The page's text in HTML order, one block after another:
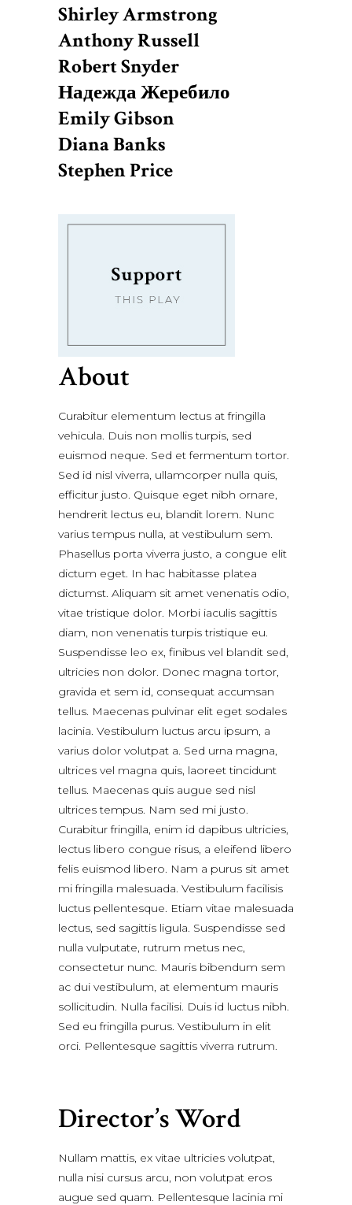
Shirley Armstrong
Anthony Russell
Robert Snyder
Надежда Жеребило
Emily Gibson
Diana Banks
Stephen Price
About
Curabitur elementum lectus at fringilla
vehicula. Duis non mollis turpis, sed
euismod neque. Sed et fermentum tortor.
Sed id nisl viverra, ullamcorper nulla quis,
efficitur justo. Quisque eget nibh ornare,
hendrerit lectus eu, blandit lorem. Nunc
varius tempus nulla, at vestibulum sem.
Phasellus porta viverra justo, a congue elit
dictum eget. In hac habitasse platea
dictumst. Aliquam sit amet venenatis odio,
vitae tristique dolor. Morbi iaculis sagittis
diam, non venenatis turpis tristique eu.
Suspendisse leo ex, finibus vel blandit sed,
ultricies non dolor. Donec magna tortor,
gravida et sem id, consequat accumsan
tellus. Maecenas pulvinar elit eget sodales
lacinia. Vestibulum luctus arcu ipsum, a
varius dolor volutpat a. Sed urna magna,
ultrices vel magna quis, laoreet tincidunt
tellus. Maecenas quis augue sed nisl
ultrices tempus. Nam sed mi justo.
Curabitur fringilla, enim id dapibus ultricies,
lectus libero congue risus, a eleifend libero
felis euismod libero. Nam a purus sit amet
mi fringilla malesuada. Vestibulum facilisis
luctus pellentesque. Etiam vitae malesuada
lectus, sed sagittis ligula. Suspendisse sed
nulla vulputate, rutrum metus nec,
consectetur nunc. Mauris bibendum sem
ac dui vestibulum, at elementum mauris
sollicitudin. Nulla facilisi. Duis id luctus nibh.
Sed eu fringilla purus. Vestibulum in elit
orci. Pellentesque sagittis viverra rutrum.
Director’s Word
Nullam mattis, ex vitae ultricies volutpat,
nulla nisi cursus arcu, non volutpat eros
augue sed quam. Pellentesque lacinia mi